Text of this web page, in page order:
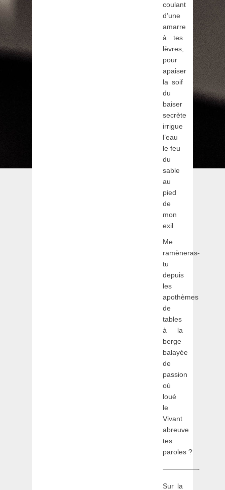
coulant
d’une
amarre
à tes
lèvres,
pour
apaiser
la soif
du
baiser
secrète
irrigue
l’eau
le feu
du
sable
au
pied
de
mon
exil
Me
ramèneras-
tu
depuis
les
apothèmes
de
tables
à la
berge
balayée
de
passion
où
loué
le
Vivant
abreuve
tes
paroles ?
————-
Sur la